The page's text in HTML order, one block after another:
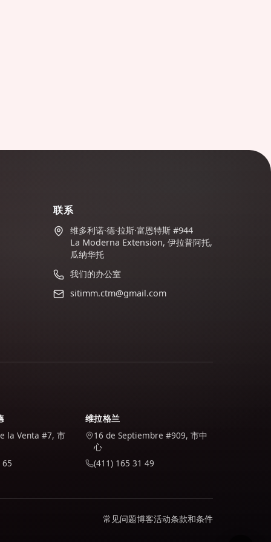
联系
维多利诺·德·拉斯·富恩特斯 #944
La Moderna Extension, 伊拉普阿托,
瓜纳华托
我们的办公室
sitimm.ctm@gmail.com
la Venta #7, 市
65
维拉格兰
16 de Septiembre #909, 市中
心
(411) 165 31 49
常见问题博客活动条款和条件